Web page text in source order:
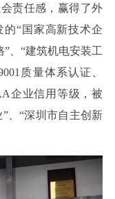
责任感，赢得了外
“国家高新技术企
、“建筑机电安装工
质量体系认证、
企业信用等级，被
、“深圳市自主创新